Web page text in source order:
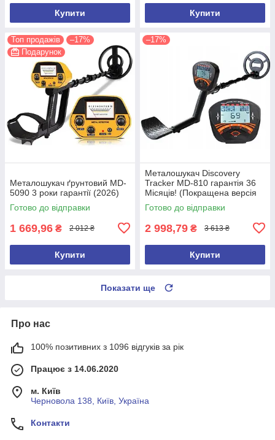
Купити Купити
Топ продажів
–17%
Подарунок
Металошукач ґрунтовий MD-
5090 3 роки гарантії (2026)
Готово до відправки
1 669,96 ₴ 2 012 ₴
Купити
–17%
Металошукач Discovery
Tracker MD-810 гарантія 36
Місяців! (Покращена версія
2026 року)
Готово до відправки
2 998,79 ₴ 3 613 ₴
Купити
Показати ще
Про нас
100% позитивних з 1096 відгуків за рік
Працює з 14.06.2020
м. Київ
Черновола 138, Київ, Україна
Контакти